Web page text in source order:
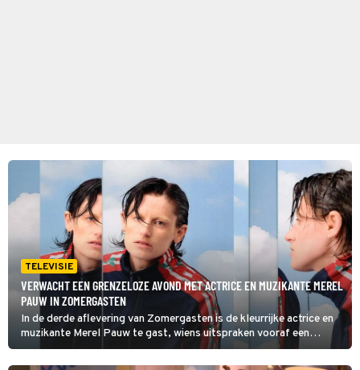
TELEVISIE
VERWACHT EEN GRENZELOZE AVOND MET ACTRICE EN MUZIKANTE MEREL
PAUW IN ZOMERGASTEN
In de derde aflevering van Zomergasten is de kleurrijke actrice en
muzikante Merel Pauw te gast, wiens uitspraken vooraf een
boeiende avond beloven: 'Mijn ideale televisieavond is zoals mijn
identiteit: grenzeloos, absurd en vol angsten'.